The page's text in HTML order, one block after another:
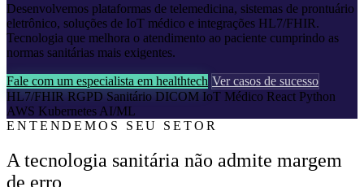
Desenvolvemos plataformas de telemedicina, sistemas de prontuário
eletrônico, soluções de IoT médico e integrações HL7/FHIR.
Tecnologia que melhora o atendimento ao paciente cumprindo as
normas sanitárias mais exigentes.
Fale com um especialista em healthtech Ver casos de sucesso
HL7/FHIR RGPD Sanitário DICOM IoT Médico React Python
AWS Kubernetes AI/ML
ENTENDEMOS SEU SETOR
A tecnologia sanitária não admite margem
de erro